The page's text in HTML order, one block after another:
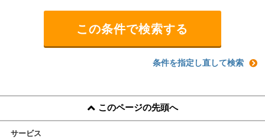
条件を指定し直して検索
このページの先頭へ
サービス